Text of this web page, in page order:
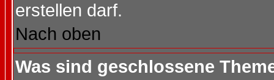
erstellen darf.
Nach oben
Was sind geschlossene